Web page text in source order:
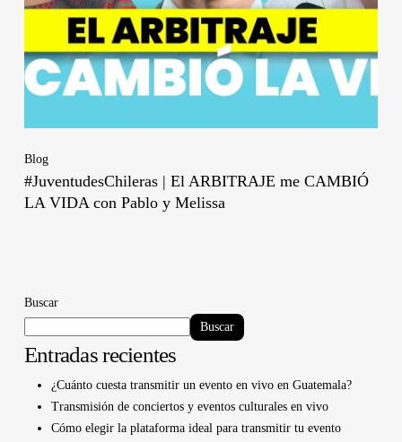
Blog
#JuventudesChileras | El ARBITRAJE me CAMBIÓ
LA VIDA con Pablo y Melissa
Buscar
Buscar
Entradas recientes
¿Cuánto cuesta transmitir un evento en vivo en Guatemala?
Transmisión de conciertos y eventos culturales en vivo
Cómo elegir la plataforma ideal para transmitir tu evento